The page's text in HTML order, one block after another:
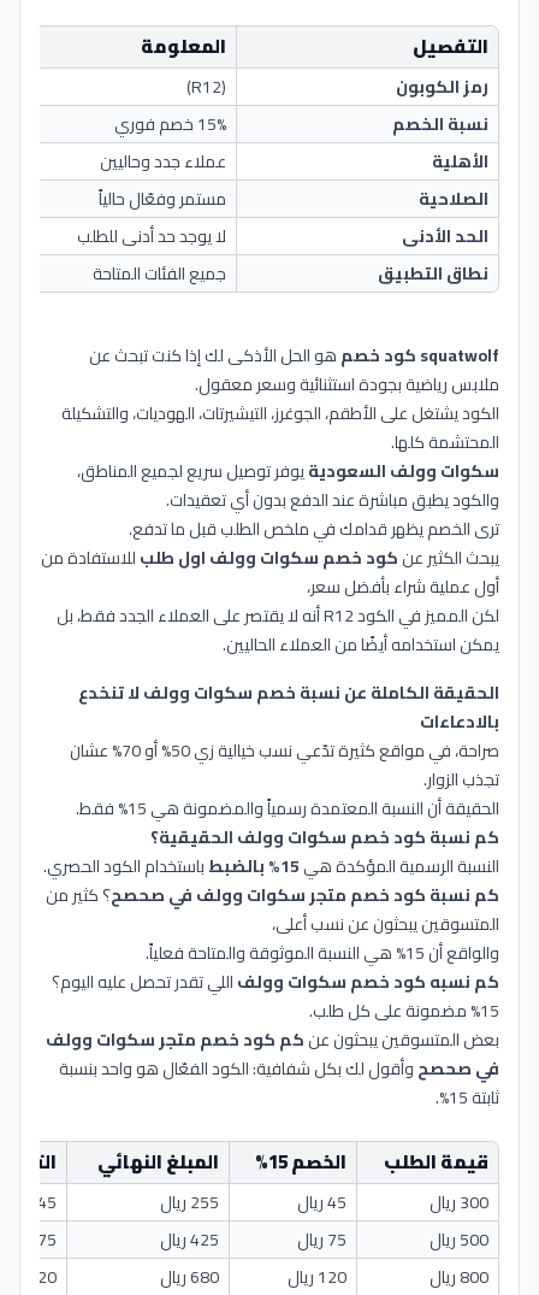
التفصيل المعلومة
رمز الكوبون
(R12)
نسبة الخصم
15% خصم فوري
الأهلية
عملاء جدد وحاليين
الصلاحية
مستمر وفعّال حالياً
الحد الأدنى
لا يوجد حد أدنى للطلب
نطاق التطبيق
جميع الفئات المتاحة
squatwolf كود خصم
هو الحل الأذكى لك إذا كنت تبحث عن
ملابس رياضية بجودة استثنائية وسعر معقول.
الكود يشتغل على الأطقم، الجوغرز، التيشيرتات، الهوديات، والتشكيلة
المحتشمة كلها.
سكوات وولف السعوديةيوفر توصيل سريع لجميع المناطق،
والكود يطبق مباشرة عند الدفع بدون أي تعقيدات.
ترى الخصم يظهر قدامك في ملخص الطلب قبل ما تدفع.
يبحث الكثير عنكود خصم سكوات وولف اول طلبللاستفادة من
أول عملية شراء بأفضل سعر،
لكن المميز في الكود R12 أنه لا يقتصر على العملاء الجدد فقط، بل
يمكن استخدامه أيضًا من العملاء الحاليين.
الحقيقة الكاملة عن نسبة خصم سكوات وولف لا تنخدع
بالادعاءات
صراحة، في مواقع كثيرة تدّعي نسب خيالية زي 50% أو 70% عشان
تجذب الزوار.
الحقيقة أن النسبة المعتمدة رسمياً والمضمونة هي 15% فقط.
كم نسبة كود خصم سكوات وولف الحقيقية؟
النسبة الرسمية المؤكدة هي15% بالضبط
باستخدام الكود الحصري.
كم نسبة كود خصم متجر سكوات وولف في صحصح؟ كثير من
المتسوقين يبحثون عن نسب أعلى،
والواقع أن 15% هي النسبة الموثوقة والمتاحة فعلياً.
كم نسبه كود خصم سكوات وولفاللي تقدر تحصل عليه اليوم؟
15% مضمونة على كل طلب.
بعض المتسوقين يبحثون عنكم كود خصم متجر سكوات وولف
في صحصحوأقول لك بكل شفافية: الكود الفعّال هو واحد بنسبة
ثابتة 15%.
قيمة الطلب الخصم 15% المبلغ النهائي
300 ريال 45 ريال 255 ريال
45 ريال
500 ريال
75 ريال 425 ريال
75 ريال
800 ريال
120 ريال 680 ريال
120 ريال